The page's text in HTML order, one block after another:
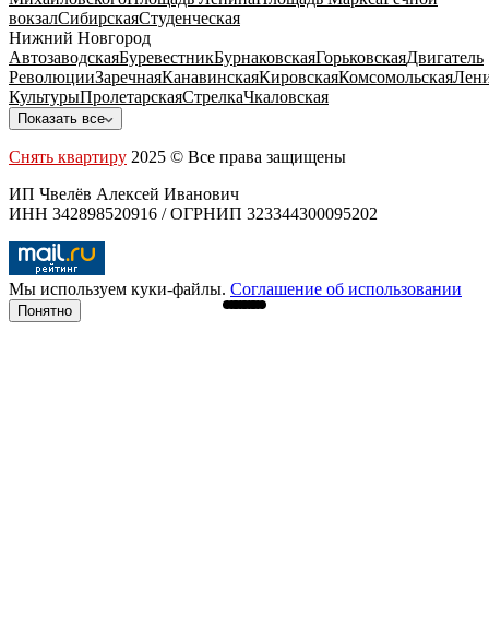
вокзалСибирскаяСтуденческая
Нижний Новгород
АвтозаводскаяБуревестникБурнаковскаяГорьковскаяДвигатель
РеволюцииЗаречнаяКанавинскаяКировскаяКомсомольская
КультурыПролетарскаяСтрелкаЧкаловская
Показать все
Снять квартиру 2025 © Все права защищены
ИП Чвелёв Алексей Иванович
ИНН 342898520916 / ОГРНИП 323344300095202
Мы используем куки-файлы. Соглашение об использовании
Понятно